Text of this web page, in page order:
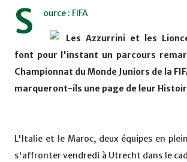
S ource : FIFA
Les Azzurrini et les
font pour l'instant un parcours
Championnat du Monde Juniors de la
marqueront-ils une page de leur
L'Italie et le Maroc, deux équipes en
s'affronter vendredi à Utrecht dans le